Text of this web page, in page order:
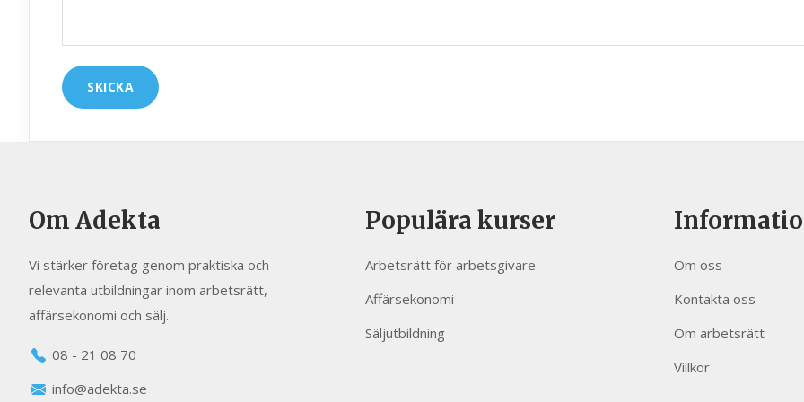
Om Adekta
Vi stärker företag genom praktiska och
relevanta utbildningar inom arbetsrätt,
affärsekonomi och sälj.
08 - 21 08 70
info@adekta.se
Populära kurser
Arbetsrätt för arbetsgivare
Affärsekonomi
Säljutbildning
Om oss
Kontakta oss
Om arbetsrätt
Villkor